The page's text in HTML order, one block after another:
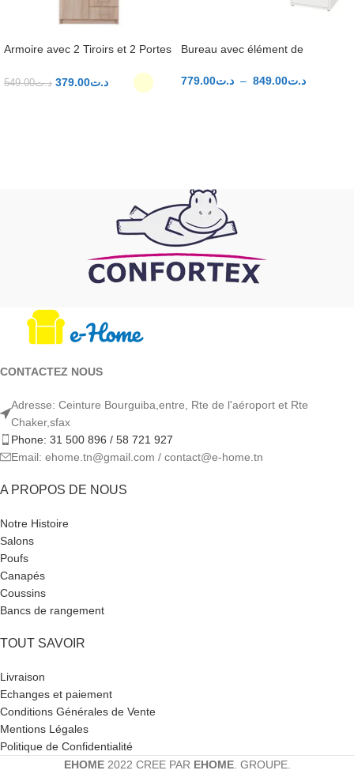
Armoire avec 2 Tiroirs et 2 Portes
د.ت549.00 د.ت379.00
Bureau avec élément de
د.ت779.00 – د.ت849.00
CONTACTEZ NOUS
Adresse: Ceinture Bourguiba,entre, Rte de l'aéroport et Rte
Chaker,sfax
Phone: 31 500 896 / 58 721 927
Email: ehome.tn@gmail.com / contact@e-home.tn
A PROPOS DE NOUS
Notre Histoire
Salons
Poufs
Canapés
Coussins
Bancs de rangement
TOUT SAVOIR
Livraison
Echanges et paiement
Conditions Générales de Vente
Mentions Légales
Politique de Confidentialité
EHOME 2022 CREE PAR EHOME. GROUPE.